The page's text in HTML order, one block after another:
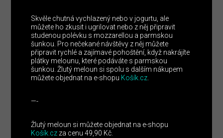
Skvěle chutná vychlazený nebo v jogurtu, ale
můžete ho zkusit i ugrilovat nebo z něj připravit
studenou polévku s mozzarellou a parmskou
šunkou. Pro nečekané návštěvy z něj můžete
připravit rychlé a zajímavé pohoštění, když nakrájíte
plátky melounu, které podáváte s parmskou
šunkou. Žlutý meloun si spolu s dalším nákupem
můžete objednat na e-shopu Košík.cz
—-
Žlutý meloun si můžete objednat na e-shopu
Košík.cz za cenu 49,90 Kč.